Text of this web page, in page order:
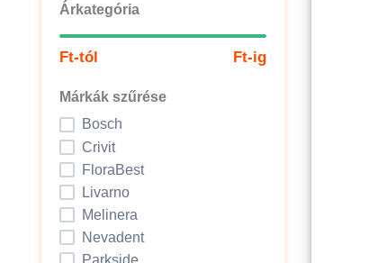
Árkategória
Ft-tól Ft-ig
Márkák szűrése
Bosch
Crivit
FloraBest
Livarno
Melinera
Nevadent